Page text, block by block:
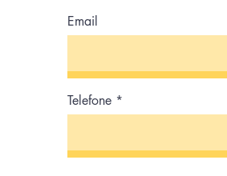
Email
Telefone